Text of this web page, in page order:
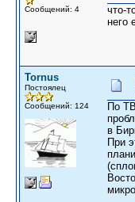
Сообщений: 4
что-
него
Tornus
Постоялец
Сообщений: 124
По
в
При